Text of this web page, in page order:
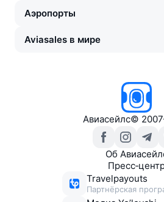
Аэропорты
Aviasales в мире
Авиасейлс©
Об
Travelpayouts
Партнёрская